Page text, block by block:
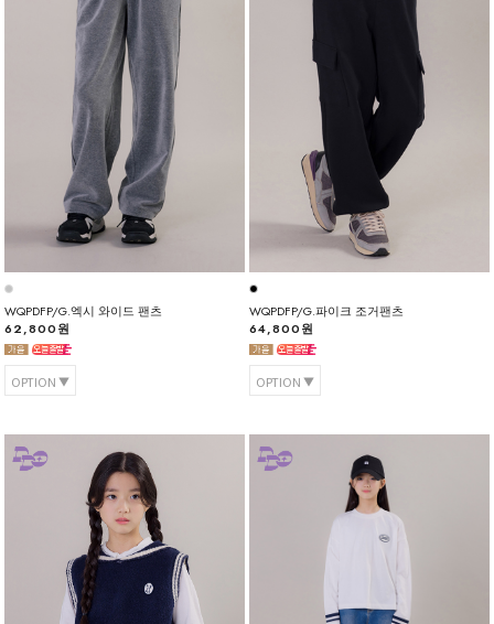
WQPDFP/G.엑시 와이드 팬츠
62,800원
OPTION
WQPDFP/G.파이크 조거팬츠
64,800원
OPTION